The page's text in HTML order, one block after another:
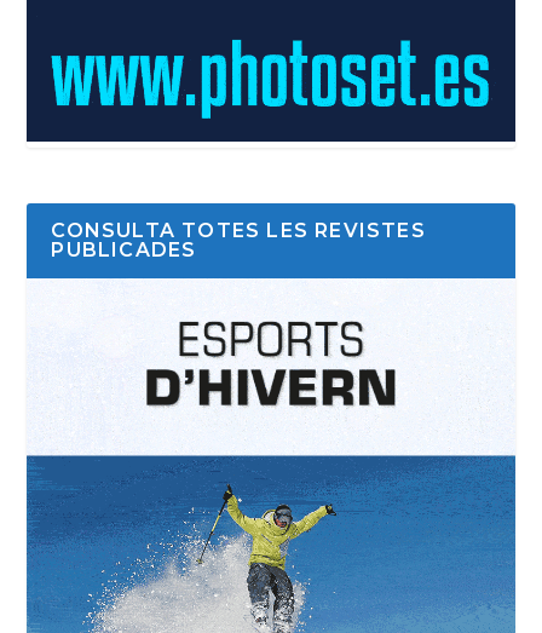
CONSULTA TOTES LES REVISTES
PUBLICADES